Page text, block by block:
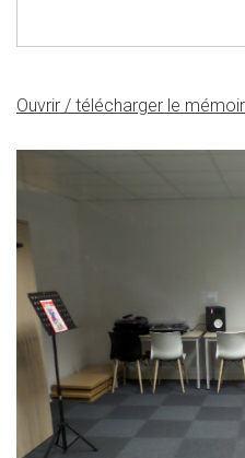
Ouvrir / télécharger le